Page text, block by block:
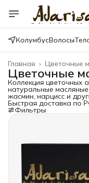
КолумбусВолосы
Цветочные
Главная ›
Цветочные
Коллекция цветочных
натуральные
жасмин, нарцисс и
Быстрая доставка по
Фильтры